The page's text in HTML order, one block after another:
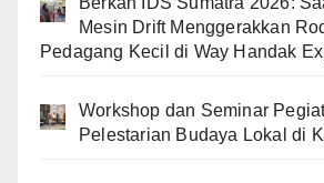
Mesin Drift Menggerakkan
Pedagang Kecil di Way Handak
Workshop dan Seminar
Pelestarian Budaya Lokal di